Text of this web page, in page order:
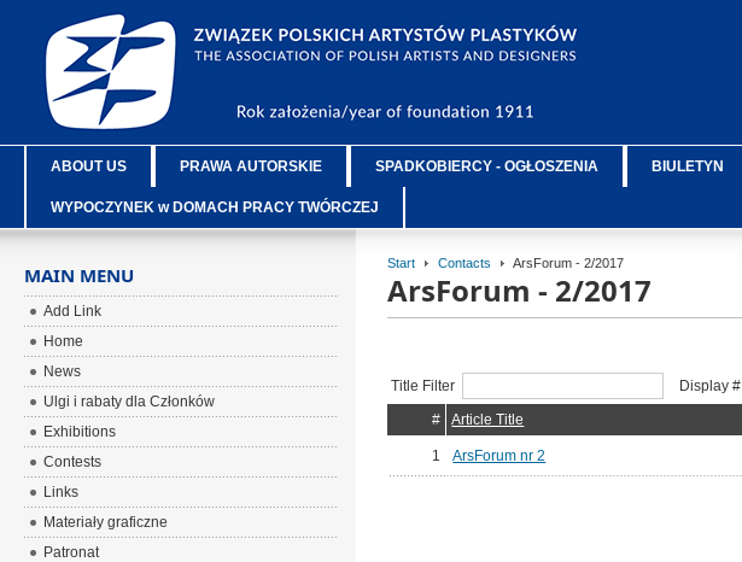
ABOUT US PRAWA AUTORSKIE SPADKOBIERCY - OGŁOSZENIA BIULETYN
WYPOCZYNEK w DOMACH PRACY TWÓRCZEJ
Start Contacts ArsForum - 2/2017
ArsForum - 2/2017
Title Filter
Display #
#
Article Title
1 ArsForum nr 2
MAIN MENU
Add Link
Home
News
Ulgi i rabaty dla Członków
Exhibitions
Contests
Links
Materiały graficzne
Patronat